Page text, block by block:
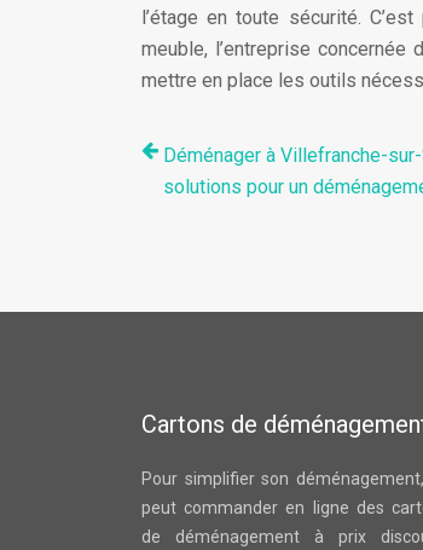
l’étage en toute sécurité.
meuble, l’entreprise
mettre en place les outils
Déménager à Villefranche-
solutions pour un
Cartons de
Pour simplifier son
peut commander en ligne des
de déménagement à prix